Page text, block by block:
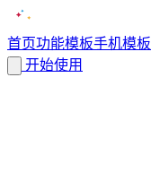
首页功能模板手机模板
开始使用